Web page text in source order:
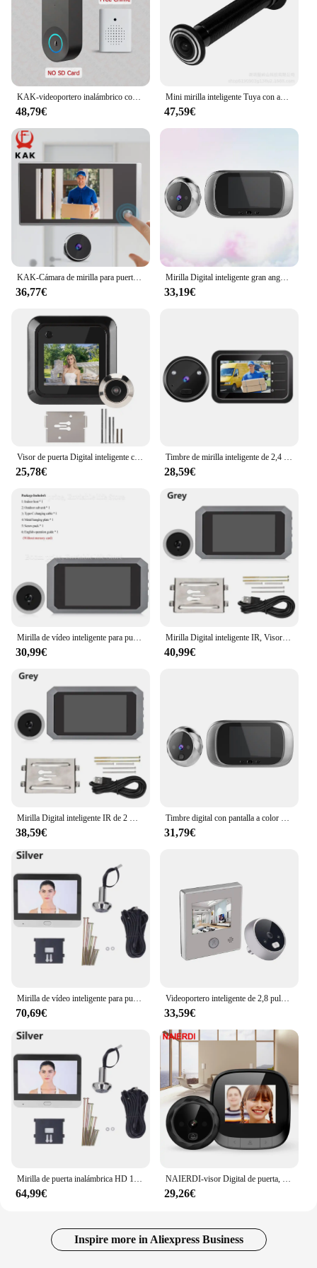
without compromising on style or functionality.
48,79€
Mini mirilla inteligente Tuya con agujero de seguridad, Ojo de cámara para puerta, Wifi, 16MM de diámetro, 1,66mm, gran angular, 5G, 2,4G, P2P, ONVIF, RTSP
47,59€
36,77€
Mirilla Digital inteligente gran angular de 90 grados, timbre Visual de 03 MP, ojo de gato Visual inteligente, visor de puerta electrónico de ojo de gato, cámaras S
33,19€
Visor de puerta Digital inteligente con pantalla TFT LCD, cámara de 0.3MP, gran angular, grabación de fotos, 2,4 pulgadas
25,78€
Timbre de mirilla inteligente de 2,4 pulgadas, cámara de grabación automática, anillo electrónico, HD, IR, visión nocturna, vídeo, Visor de mirilla para el hogar
28,59€
Mirilla de vídeo inteligente para puerta, cámara Digital de 3,97 pulgadas, ojo mágico recargable, timbre de vídeo, protección de seguridad para el hogar
30,99€
Mirilla Digital inteligente IR, Visor de puerta con cámara de visión nocturna, Mini anillo de ojo Digital, timbre de puerta, 3,97 pulgadas, 2 millones de píxeles
40,99€
Mirilla Digital inteligente IR de 2 millones de píxeles, visor de puerta de 3,97 pulgadas, cámara de visión nocturna, Mini anillo de ojo de puerta Digital, cámara de timbre de puerta
38,59€
Timbre digital con pantalla a color LCD, 2,8 ", con mirilla electrónica de 90º, para puerta
31,79€
Mirilla de vídeo inteligente para puerta, cámara de seguridad con Audio unidireccional, visión nocturna, 1080 pulgadas, HD, 4,3 P, WiFi
70,69€
Videoportero inteligente de 2,8 pulgadas, mirilla de vídeo digital, cámara de seguridad ocular, visión nocturna infrarroja, intercomunicador, visor
33,59€
Mirilla de puerta inalámbrica HD 1080P 4,3 pulgadas, cámara nocturna PIR, wifi, protección de seguridad inalámbrica, hogar inteligente con llamada bidireccional
64,99€
NAIERDI-visor Digital de puerta, cámara electrónica con pantalla LCD de 2,4 pulgadas, grabación IR, mirilla de puerta nocturna, visor de fotos inteligente
29,26€
Inspire more in Aliexpress Business